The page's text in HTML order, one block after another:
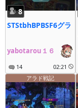
8
STStbhBPBSF6グラ
yabotarou１６
14 02:21
アラド戦記